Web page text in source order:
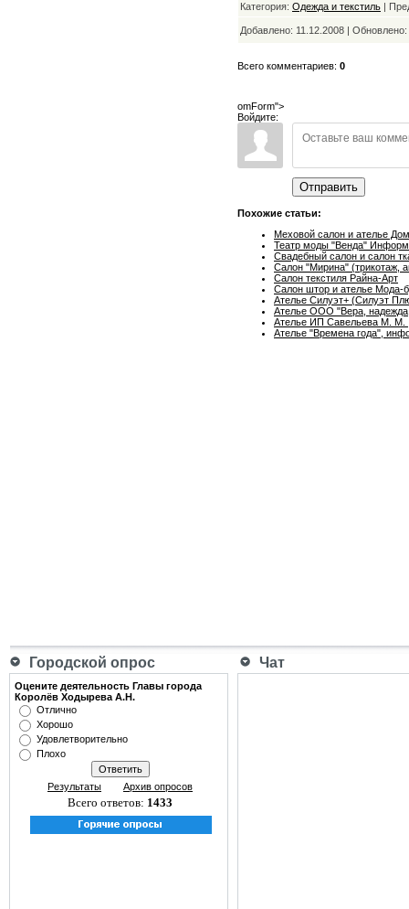
Категория: Одежда и текстиль |
Добавлено: 11.12.2008 | Обновлено:
Всего комментариев: 0
omForm">
Войдите:
Отправить
Похожие статьи:
Меховой салон и ателье
Театр моды "Венда"
Свадебный салон и салон
Салон "Мирина" (трикотаж,
Салон текстиля Райна-Арт
Салон штор и ателье Мода-
Ателье Силуэт+ (Силуэт
Ателье ООО "Вера,
Ателье ИП Савельева М. М.
Ателье "Времена года",
Городской опрос Чат
Оцените деятельность Главы города
Королёв Ходырева А.Н.
Отлично
Хорошо
Удовлетворительно
Плохо
Результаты Архив опросов
Всего ответов: 1433